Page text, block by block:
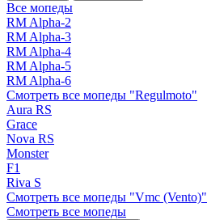
Все мопеды
RM Alpha-2
RM Alpha-3
RM Alpha-4
RM Alpha-5
RM Alpha-6
Смотреть все мопеды "Regulmoto"
Aura RS
Grace
Nova RS
Monster
F1
Riva S
Смотреть все мопеды "Vmc (Vento)"
Смотреть все мопеды